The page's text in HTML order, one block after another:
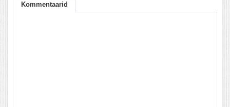
Kommentaarid